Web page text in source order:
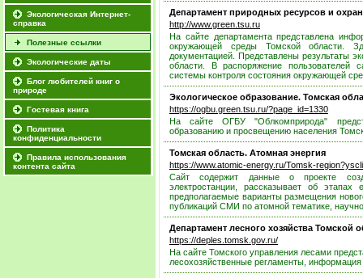
Экологическая Интернет-
справка
Полезные ссылки
Экологические даты
Блог любителей книг о
природе
Гостевая книга
Политика
конфиденциальности
Правила использования
контента сайта
Департамент природных ресурсов и
http://www.green.tsu.ru
На сайте департамента представлена
окружающей среды Томской области.
документацией. Представлены результаты
области. В распоряжение пользователей
системы контроля состояния окружающей
Экологическое образование. Томская
https://ogbu.green.tsu.ru/?page_id=1330
На сайте ОГБУ "Облкомприрода"
образованию и просвещению населения
Томская область. Атомная энергия
https://www.atomic-energy.ru/Tomsk-
Сайт содержит данные о проекте
электростанции, рассказывает об этапах
предполагаемые варианты размещения
публикаций СМИ по атомной тематике,
Департамент лесного хозяйства Томской
https://deples.tomsk.gov.ru/
На сайте Томского управления лесами
лесохозяйственные регламенты,